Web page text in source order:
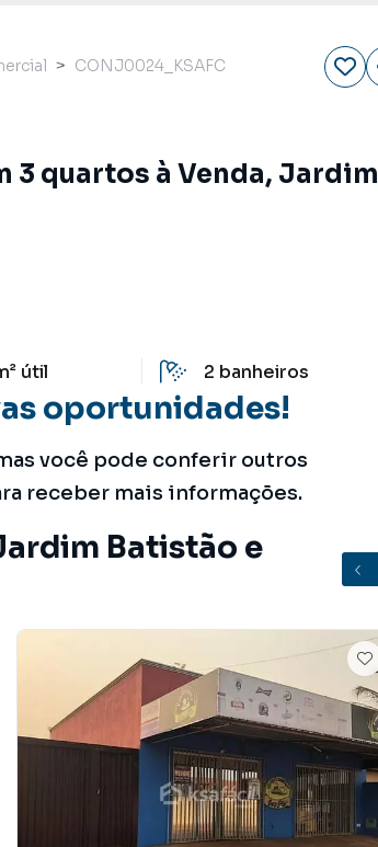
oportunidades!
você pode conferir outros
receber mais informações.
CONJ0024_KSAFC
3 quartos à Venda, Jardim
útil 2 banheiros
Batistão e